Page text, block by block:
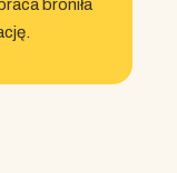
broniła